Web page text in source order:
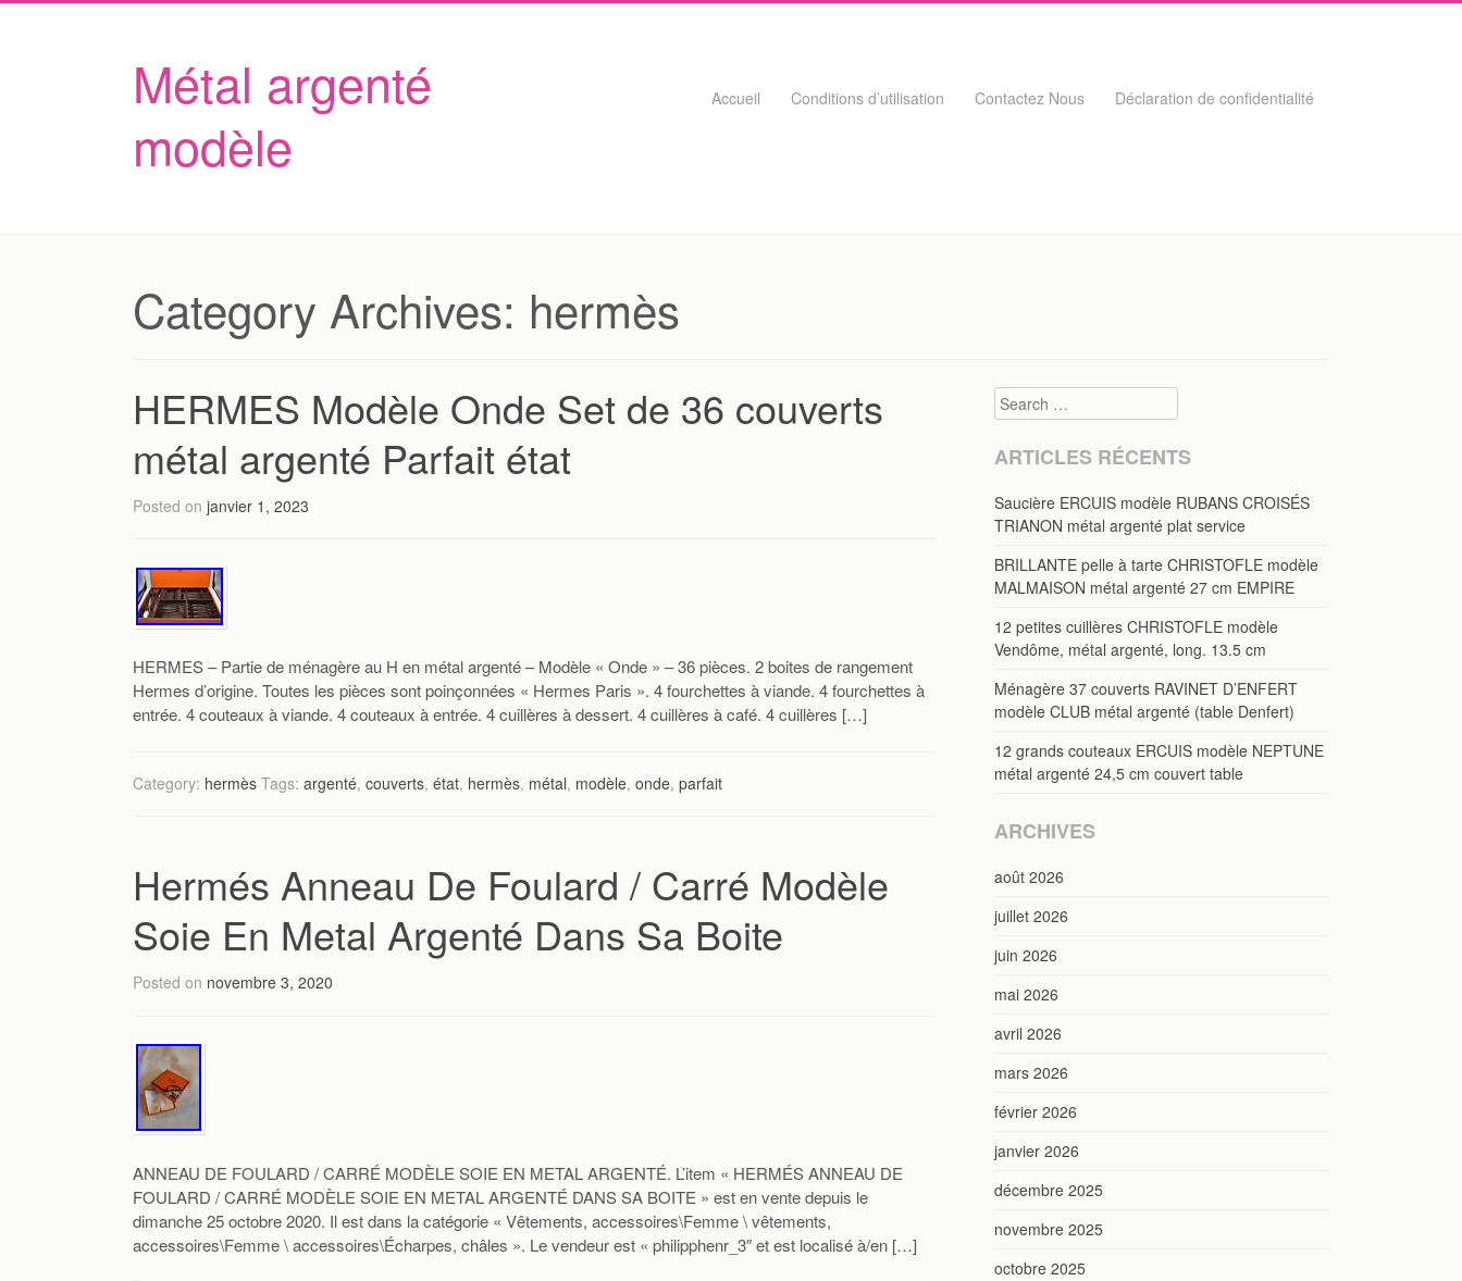
Métal argenté
modèle
Skip to content
Accueil Conditions d’utilisation Contactez Nous Déclaration de confidentialité
Category Archives: hermès
HERMES Modèle Onde Set de 36 couverts
métal argenté Parfait état
Posted on janvier 1, 2023
HERMES – Partie de ménagère au H en métal argenté – Modèle « Onde » – 36 pièces. 2 boites de rangement
Hermes d’origine. Toutes les pièces sont poinçonnées « Hermes Paris ». 4 fourchettes à viande. 4 fourchettes à
entrée. 4 couteaux à viande. 4 couteaux à entrée. 4 cuillères à dessert. 4 cuillères à café. 4 cuillères […]
Category: hermès Tags: argenté, couverts, état, hermès, métal, modèle, onde, parfait
Hermés Anneau De Foulard / Carré Modèle
Soie En Metal Argenté Dans Sa Boite
Posted on novembre 3, 2020
ANNEAU DE FOULARD / CARRÉ MODÈLE SOIE EN METAL ARGENTÉ. L’item « HERMÉS ANNEAU DE
FOULARD / CARRÉ MODÈLE SOIE EN METAL ARGENTÉ DANS SA BOITE » est en vente depuis le
dimanche 25 octobre 2020. Il est dans la catégorie « Vêtements, accessoires\Femme \ vêtements,
accessoires\Femme \ accessoires\Écharpes, châles ». Le vendeur est « philipphenr_3″ et est localisé à/en […]
Search
ARTICLES RÉCENTS
Saucière ERCUIS modèle RUBANS CROISÉS
TRIANON métal argenté plat service
BRILLANTE pelle à tarte CHRISTOFLE modèle
MALMAISON métal argenté 27 cm EMPIRE
12 petites cuillères CHRISTOFLE modèle
Vendôme, métal argenté, long. 13.5 cm
Ménagère 37 couverts RAVINET D’ENFERT
modèle CLUB métal argenté (table Denfert)
12 grands couteaux ERCUIS modèle NEPTUNE
métal argenté 24,5 cm couvert table
ARCHIVES
août 2026
juillet 2026
juin 2026
mai 2026
avril 2026
mars 2026
février 2026
janvier 2026
décembre 2025
novembre 2025
octobre 2025